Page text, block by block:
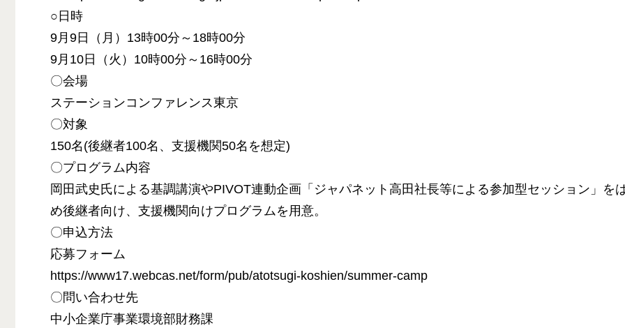
○日時
9月9日（月）13時00分～18時00分
9月10日（火）10時00分～16時00分
〇会場
ステーションコンファレンス東京
〇対象
150名(後継者100名、支援機関50名を想定)
〇プログラム内容
岡田武史氏による基調講演やPIVOT連動企画「ジャパネット高田社長等による参加型セッション」を
め後継者向け、支援機関向けプログラムを用意。
〇申込方法
応募フォーム
https://www17.webcas.net/form/pub/atotsugi-koshien/summer-camp
〇問い合わせ先
中小企業庁事業環境部財務課